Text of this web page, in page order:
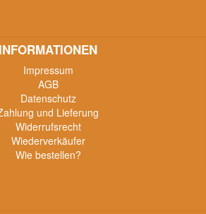
INFORMATIONEN
Impressum
AGB
Datenschutz
und Lieferung
Widerrufsrecht
Wiederverkäufer
Wie bestellen?